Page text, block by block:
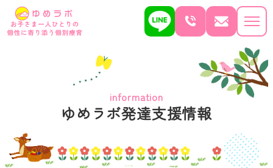
information
ゆめラボ発達支援情報